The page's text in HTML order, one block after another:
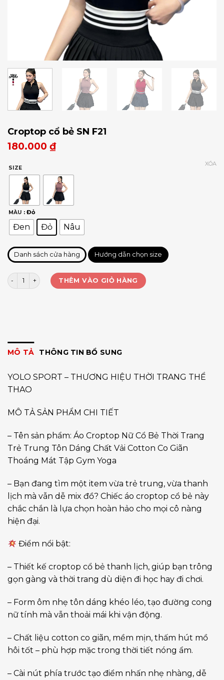
Croptop cổ bẻ SN F21
180.000 ₫
SIZE
MÀU : Đỏ
Đen Đỏ Nâu
XÓA
Danh sách cửa hàng Hướng dẫn chọn size
Croptop cổ bẻ SN F21 số lượngTHÊM VÀO GIỎ HÀNG
MÔ TẢ THÔNG TIN BỔ SUNG
YOLO SPORT – THƯƠNG HIỆU THỜI TRANG THỂ
THAO
MÔ TẢ SẢN PHẨM CHI TIẾT
– Tên sản phẩm: Áo Croptop Nữ Cổ Bẻ Thời Trang
Trẻ Trung Tôn Dáng Chất Vải Cotton Co Giãn
Thoáng Mát Tập Gym Yoga
– Bạn đang tìm một item vừa trẻ trung, vừa thanh
lịch mà vẫn dễ mix đồ? Chiếc áo croptop cổ bẻ này
chắc chắn là lựa chọn hoàn hảo cho mọi cô nàng
hiện đại.
Điểm nổi bật:
– Thiết kế croptop cổ bẻ thanh lịch, giúp bạn trông
gọn gàng và thời trang dù diện đi học hay đi chơi.
– Form ôm nhẹ tôn dáng khéo léo, tạo đường cong
nữ tính mà vẫn thoải mái khi vận động.
– Chất liệu cotton co giãn, mềm mịn, thấm hút mồ
hôi tốt – phù hợp mặc trong thời tiết nóng ẩm.
– Cài nút phía trước tạo điểm nhấn nhẹ nhàng, dễ